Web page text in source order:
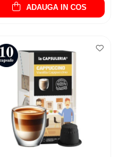
ADAUGA IN COS